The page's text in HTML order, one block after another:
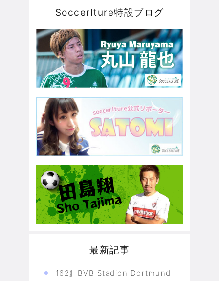
Soccerlture特設ブログ
最新記事
162〗BVB Stadion Dortmund